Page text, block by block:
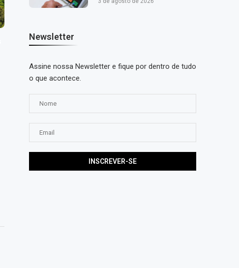
Newsletter
Assine nossa Newsletter e fique por dentro de tudo
o que acontece.